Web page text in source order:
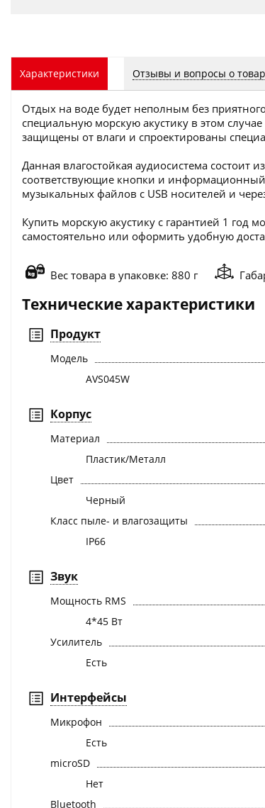
Характеристики Отзывы и вопросы о
Отдых на воде будет неполным без
специальную морскую акустику в этом
защищены от влаги и спроектированы
Данная влагостойкая аудиосистема состоит
соответствующие кнопки и
музыкальных файлов с USB носителей и
Купить морскую акустику с гарантией 1 год
самостоятельно или оформить удобную
Вес товара в упаковке: 880 г
Технические характеристики
Продукт
Модель
AVS045W
Корпус
Материал
Пластик/Металл
Цвет
Черный
Класс пыле- и влагозащиты
IP66
Звук
Мощность RMS
4*45 Вт
Усилитель
Есть
Интерфейсы
Микрофон
Есть
microSD
Нет
Bluetooth